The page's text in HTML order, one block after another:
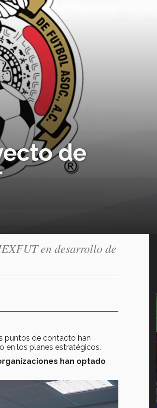
de
en desarrollo de
puntos de contacto han
en los planes estratégicos.
han optado